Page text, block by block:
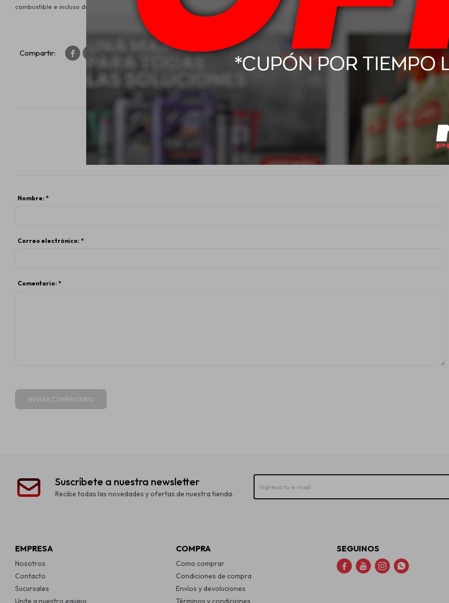
combustible e incluso daños irreparables.

SIN COMENTARIOS
PUBLICAR COMENTARIO
Nombre: *
Correo electrónico: *
Comentario: *
ENVIAR COMENTARIO
Suscríbete a nuestra newsletter
Recibe todas las novedades y ofertas de nuestra tienda.
EMPRESA
Nosotros
Contacto
Sucursales
Unite a nuestro equipo
COMPRA
Como comprar
Condiciones de compra
Envíos y devoluciones
Términos y condiciones
SEGUINOS
   